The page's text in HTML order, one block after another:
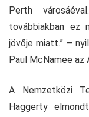
Perth
továbbiakban ez
jövője miatt.” –
Paul McNamee az
A Nemzetközi
Haggerty